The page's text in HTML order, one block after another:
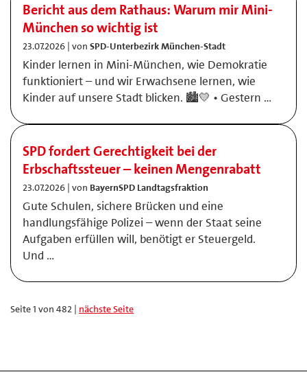
Bericht aus dem Rathaus: Warum mir Mini-
München so wichtig ist
23.07.2026 | von SPD-Unterbezirk München-Stadt
Kinder lernen in Mini-München, wie Demokratie
funktioniert – und wir Erwachsene lernen, wie
Kinder auf unsere Stadt blicken. 🏙️💛 • Gestern …
SPD fordert Gerechtigkeit bei der
Erbschaftssteuer – keinen Mengenrabatt
23.07.2026 | von BayernSPD Landtagsfraktion
Gute Schulen, sichere Brücken und eine
handlungsfähige Polizei – wenn der Staat seine
Aufgaben erfüllen will, benötigt er Steuergeld.
Und …
Seite 1 von 482 | nächste Seite